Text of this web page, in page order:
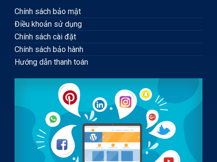
Chính sách bảo mật
Điều khoản sử dụng
Chính sách cài đặt
Chính sách bảo hành
Hướng dẫn thanh toán